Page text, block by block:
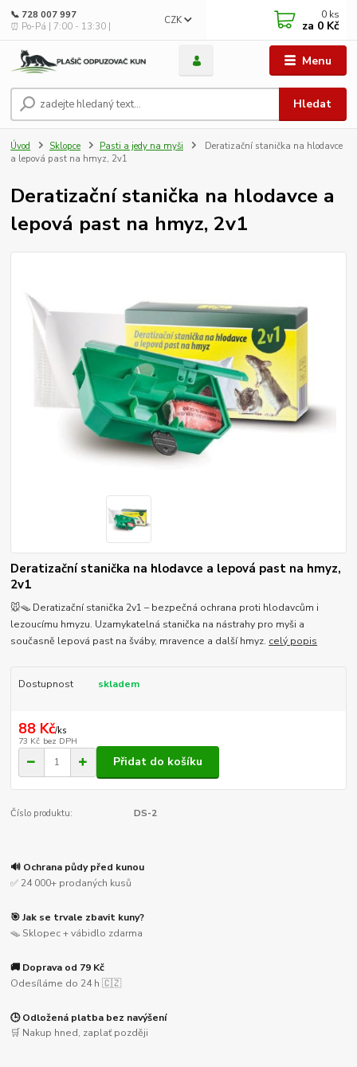
Menu
CZK
Hledat
📞 728 007 997
⏰ Po-Pá | 7:00 - 13:30 |
0 ks
za 0 Kč
Úvod Sklopce Pasti a jedy na myši
Deratizační stanička na hlodavce
a lepová past na hmyz, 2v1
Deratizační stanička na hlodavce a
lepová past na hmyz, 2v1
Deratizační stanička na hlodavce a lepová past na hmyz,
2v1
🐭🪤 Deratizační stanička 2v1 – bezpečná ochrana proti hlodavcům i
lezoucímu hmyzu. Uzamykatelná stanička na nástrahy pro myši a
současně lepová past na šváby, mravence a další hmyz. celý popis
Dostupnost skladem
88 Kč/ks
73 Kč bez DPH
Přidat do košíku
Číslo produktu: DS-2
🔊 Ochrana půdy před kunou
✅ 24 000+ prodaných kusů
🎯 Jak se trvale zbavit kuny?
🪤 Sklopec + vábidlo zdarma
🚚 Doprava od 79 Kč
Odesíláme do 24 h 🇨🇿
🕒 Odložená platba bez navýšení
🛒 Nakup hned, zaplať později